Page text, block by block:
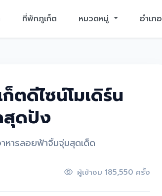
ที่พักภูเก็ต หมวดหมู่ อำเภอ
ตดีไซน์โมเดิร์น
สุดปัง
หารลอยฟ้าจิ้มจุ่มสุดเด็ด
ผู้เข้าชม 185,550 ครั้ง